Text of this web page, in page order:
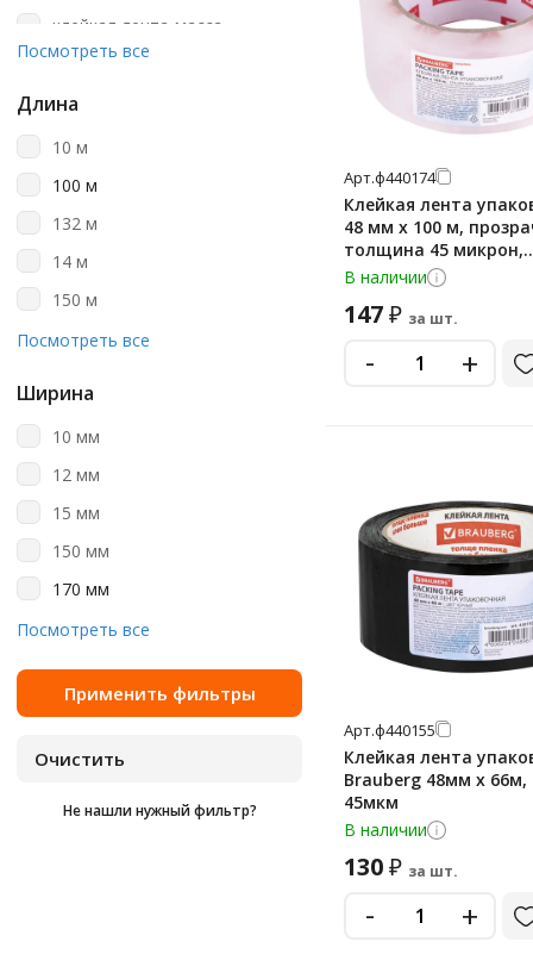
черный
клейкая лента-масса
монтажная лента
стреппинг лента
упаковочная
упаковочная в наборе
Посмотреть все
Длина
10 м
100 м
132 м
14 м
150 м
198 м
60 м
8 м
80 м
Посмотреть все
Ширина
10 мм
12 мм
15 мм
150 мм
170 мм
19 мм
25 мм
30 мм
50 мм
Посмотреть все
Не нашли нужный фильтр?
Арт.ф440174
Клейкая лента
48 мм х 100 м,
толщина 45 микрон,
BRAUBERG ORIGINAL,
В наличии
147₽ за шт.
- +
Арт.ф440155
Клейкая лента
Brauberg 48мм х 66м,
45мкм
В наличии
130₽ за шт.
- +